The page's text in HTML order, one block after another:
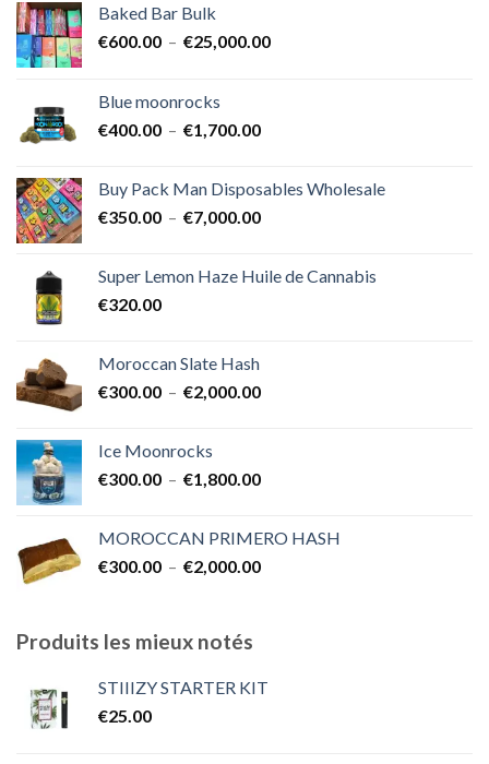
Baked Bar Bulk
€600.00 – €25,000.00Plage
Blue moonrocks
€400.00 – €1,700.00Plage
€400.00
à
Buy Pack Man Disposables Wholesale
€350.00 – €7,000.00Plage
€350.00
Super Lemon Haze Huile de Cannabis
€320.00
Moroccan Slate Hash
€300.00 – €2,000.00Plage
à
Ice Moonrocks
€300.00 – €1,800.00Plage
€300.00
à
MOROCCAN PRIMERO HASH
€300.00 – €2,000.00Plage
€2,000.00
Produits les mieux notés
STIIIZY STARTER KIT
€25.00